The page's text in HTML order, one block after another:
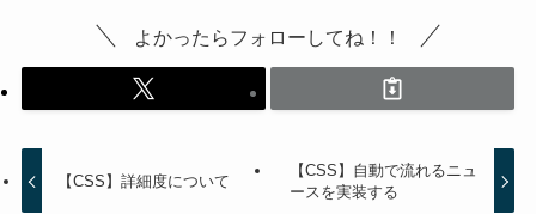
よかったらフォローしてね！！
【CSS】詳細度について
【CSS】自動で流れるニュ
ースを実装する